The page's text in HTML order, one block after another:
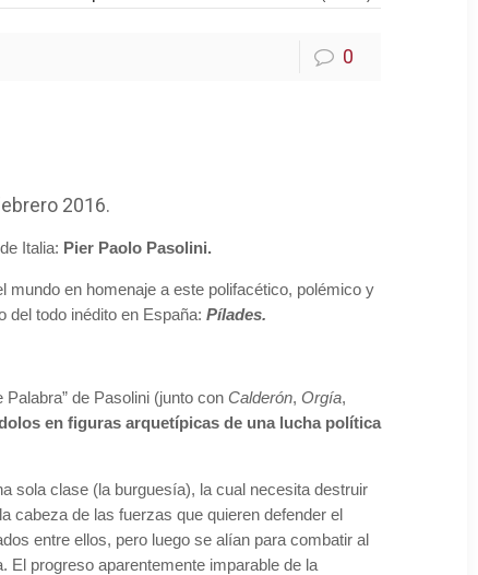
0
2016.
Italia: Pier Paolo Pasolini.
mundo en homenaje a este polifacético, polémico y
del todo inédito en España: Pílades.
Palabra” de Pasolini (junto con Calderón, Orgía,
en figuras arquetípicas de una lucha política
sola clase (la burguesía), la cual necesita destruir
cabeza de las fuerzas que quieren defender el
entre ellos, pero luego se alían para combatir al
El progreso aparentemente imparable de la